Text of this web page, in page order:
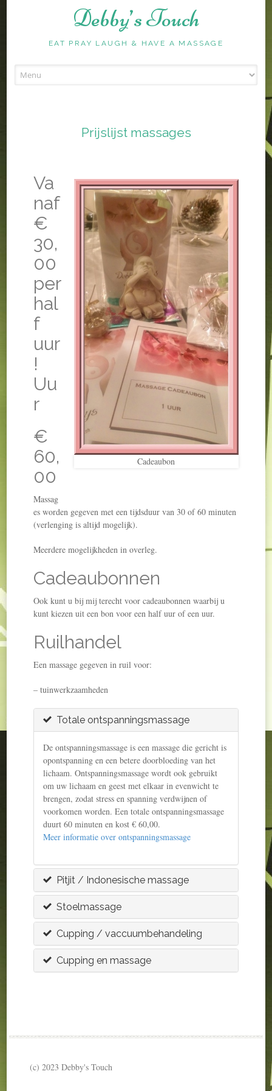
Debby’s Touch
EAT PRAY LAUGH & HAVE A MASSAGE
to
Prijslijst massages
Cadeaubon
Va
naf
€
30,
00
per
hal
f
uur
!
Uu
r
€
60,
00
Massag
es worden gegeven met een tijdsduur van 30 of 60 minuten
(verlenging is altijd mogelijk).
Meerdere mogelijkheden in overleg.
Cadeaubonnen
Ook kunt u bij mij terecht voor cadeaubonnen waarbij u
kunt kiezen uit een bon voor een half uur of een uur.
Ruilhandel
Een massage gegeven in ruil voor:
– tuinwerkzaamheden
Totale ontspanningsmassage
De ontspanningsmassage is een massage die gericht is
opontspanning en een betere doorbloeding van het
lichaam. Ontspanningsmassage wordt ook gebruikt
om uw lichaam en geest met elkaar in evenwicht te
brengen, zodat stress en spanning verdwijnen of
voorkomen worden. Een totale ontspanningsmassage
duurt 60 minuten en kost € 60,00.
Meer informatie over ontspanningsmassage
Pitjit / Indonesische massage
Stoelmassage
Cupping / vaccuumbehandeling
Cupping en massage
(c) 2023 Debby's Touch